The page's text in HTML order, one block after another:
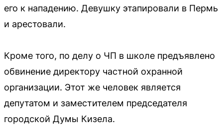
его к нападению. Девушку этапировали в Пермь
и арестовали.
Кроме того, по делу о ЧП в школе предъявлено
обвинение директору частной охранной
организации. Этот же человек является
депутатом и заместителем председателя
городской Думы Кизела.